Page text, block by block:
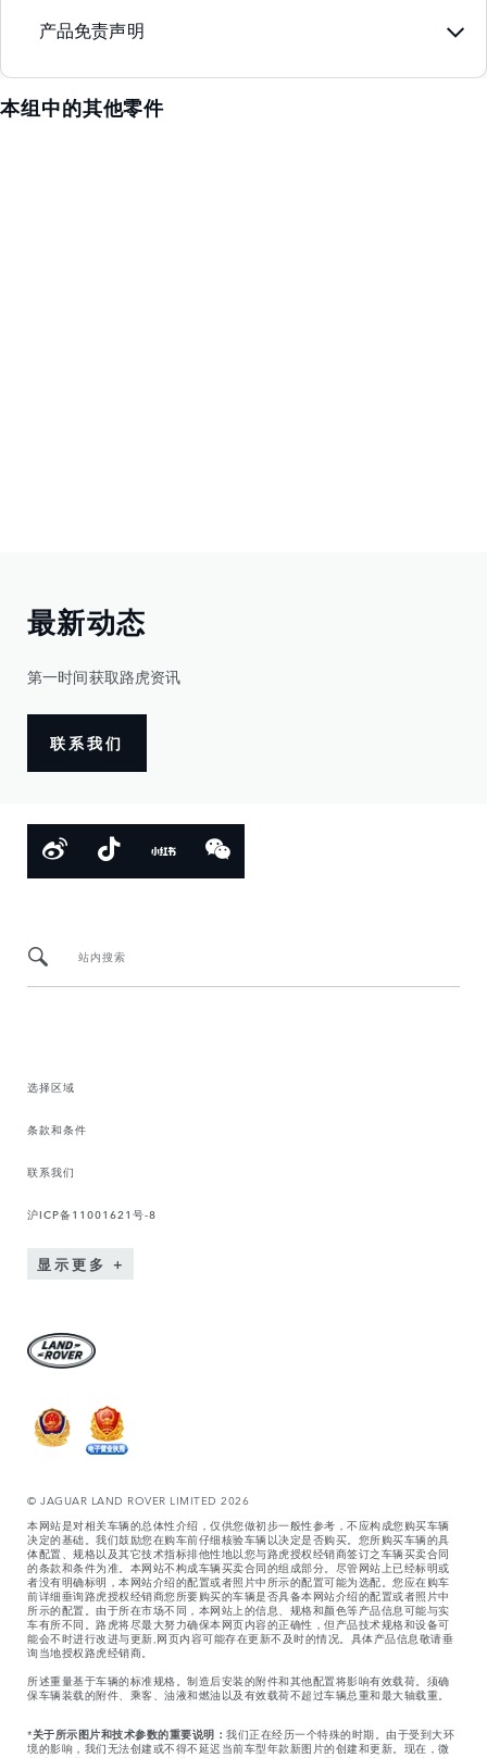
产品免责声明
本组中的其他零件
最新动态
第一时间获取路虎资讯
联系我们
站内搜索
选择区域
条款和条件
联系我们
沪ICP备11001621号-8
显示更多
© JAGUAR LAND ROVER LIMITED 2026
本网站是对相关车辆的总体性介绍，仅供您做初步一般性参考，不应构成您购买车辆
决定的基础。我们鼓励您在购车前仔细核验车辆以决定是否购买。您所购买车辆的具
体配置、规格以及其它技术指标排他性地以您与路虎授权经销商签订之车辆买卖合同
的条款和条件为准。本网站不构成车辆买卖合同的组成部分。尽管网站上已经标明或
者没有明确标明，本网站介绍的配置或者照片中所示的配置可能为选配。您应在购车
前详细垂询路虎授权经销商您所要购买的车辆是否具备本网站介绍的配置或者照片中
所示的配置。由于所在市场不同，本网站上的信息、规格和颜色等产品信息可能与实
车有所不同。路虎将尽最大努力确保本网页内容的正确性，但产品技术规格和设备可
能会不时进行改进与更新,网页内容可能存在更新不及时的情况。具体产品信息敬请垂
询当地授权路虎经销商。
所述重量基于车辆的标准规格。制造后安装的附件和其他配置将影响有效载荷。须确
保车辆装载的附件、乘客、油液和燃油以及有效载荷不超过车辆总重和最大轴载重。
*关于所示图片和技术参数的重要说明： 我们正在经历一个特殊的时期。由于受到大环
境的影响，我们无法创建或不得不延迟当前车型年款新图片的创建和更新。现在，微